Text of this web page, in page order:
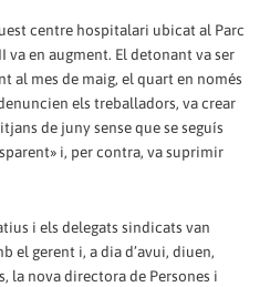
centre hospitalari ubicat al Parc
va en augment. El detonant va ser
al mes de maig, el quart en només
els treballadors, va crear
de juny sense que se seguís
i, per contra, va suprimir
i els delegats sindicats van
el gerent i, a dia d’avui, diuen,
la nova directora de Persones i